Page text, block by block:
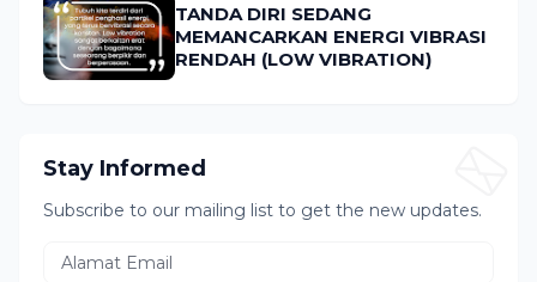
TANDA DIRI SEDANG
MEMANCARKAN ENERGI VIBRASI
RENDAH (LOW VIBRATION)
Stay Informed
Subscribe to our mailing list to get the new updates.